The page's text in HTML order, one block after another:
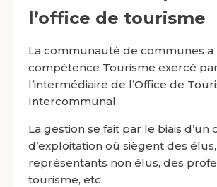
l’office de tourisme
La communauté de communes a
compétence Tourisme exercé par
l’intermédiaire de l’Office de
Intercommunal.
La gestion se fait par le biais d’un
d’exploitation où siègent des
représentants non élus, des
tourisme, etc.